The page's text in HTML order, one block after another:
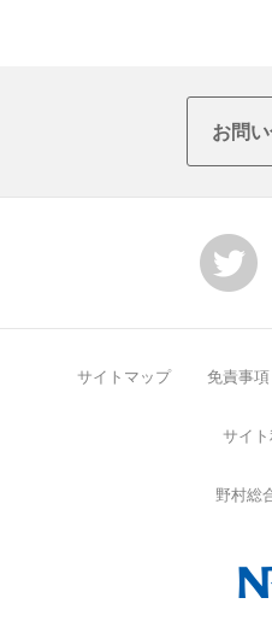
お問
サイトマップ 免責事項
サイ
野村総